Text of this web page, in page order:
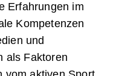
Erfahrungen im
Kompetenzen
und
als Faktoren